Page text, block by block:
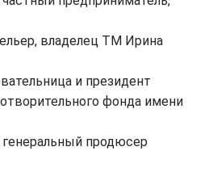
владелец ТМ Ирина
и президент
фонда имени
продюсер